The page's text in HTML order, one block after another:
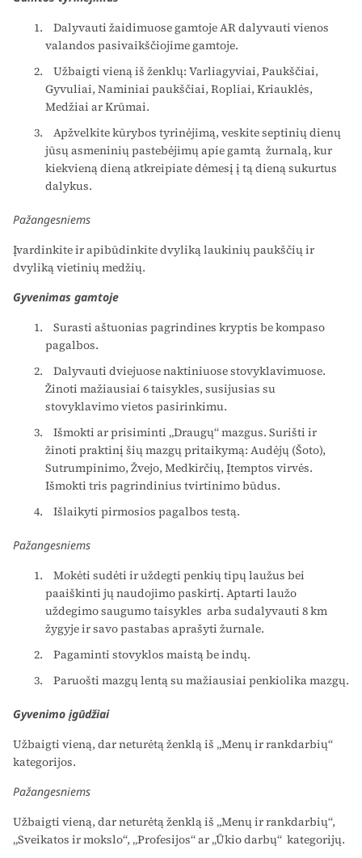
Dalyvauti žaidimuose gamtoje AR dalyvauti vienos
valandos pasivaikščiojime gamtoje.
Užbaigti vieną iš ženklų: Varliagyviai, Paukščiai,
Gyvuliai, Naminiai paukščiai, Ropliai, Kriauklės,
Medžiai ar Krūmai.
Apžvelkite kūrybos tyrinėjimą, veskite septinių dienų
jūsų asmeninių pastebėjimų apie gamtą žurnalą, kur
kiekvieną dieną atkreipiate dėmesį į tą dieną sukurtus
dalykus.
Pažangesniems
Įvardinkite ir apibūdinkite dvyliką laukinių paukščių ir
dvyliką vietinių medžių.
Gyvenimas gamtoje
Surasti aštuonias pagrindines kryptis be kompaso
pagalbos.
Dalyvauti dviejuose naktiniuose stovyklavimuose.
Žinoti mažiausiai 6 taisykles, susijusias su
stovyklavimo vietos pasirinkimu.
Išmokti ar prisiminti „Draugų“ mazgus. Surišti ir
žinoti praktinį šių mazgų pritaikymą: Audėjų (Šoto),
Sutrumpinimo, Žvejo, Medkirčių, Įtemptos virvės.
Išmokti tris pagrindinius tvirtinimo būdus.
Išlaikyti pirmosios pagalbos testą.
Pažangesniems
Mokėti sudėti ir uždegti penkių tipų laužus bei
paaiškinti jų naudojimo paskirtį. Aptarti laužo
uždegimo saugumo taisykles arba sudalyvauti 8 km
žygyje ir savo pastabas aprašyti žurnale.
Pagaminti stovyklos maistą be indų.
Paruošti mazgų lentą su mažiausiai penkiolika mazgų.
Gyvenimo įgūdžiai
Užbaigti vieną, dar neturėtą ženklą iš „Menų ir rankdarbių“
kategorijos.
Pažangesniems
Užbaigti vieną, dar neturėtą ženklą iš „Menų ir rankdarbių“,
„Sveikatos ir mokslo“, „Profesijos“ ar „Ūkio darbų“ kategorijų.